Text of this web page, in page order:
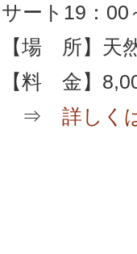
サート19：00
【場 所】
【料 金】
⇒ 詳しく